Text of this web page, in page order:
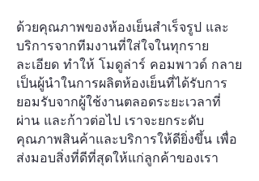
ด้วยคุณภาพของห้องเย็นสำเร็จรูป และ
บริการจากทีมงานที่ใส่ใจในทุกราย
ละเอียด ทำให้ โมดูล่าร์ คอมพาวด์ กลาย
เป็นผู้นำในการผลิตห้องเย็นที่ได้รับการ
ยอมรับจากผู้ใช้งานตลอดระยะเวลาที่
ผ่าน และก้าวต่อไป เราจะยกระดับ
คุณภาพสินค้าและบริการให้ดียิ่งขึ้น เพื่อ
ส่งมอบสิ่งที่ดีที่สุดให้แก่ลูกค้าของเรา